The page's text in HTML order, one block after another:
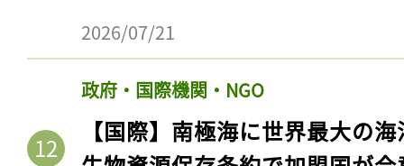
2026/07/21
政府・国際機関・NGO
【国際】南極海に世界最大の